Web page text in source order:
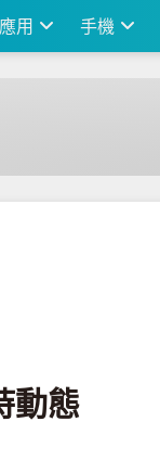
用 手機
動態